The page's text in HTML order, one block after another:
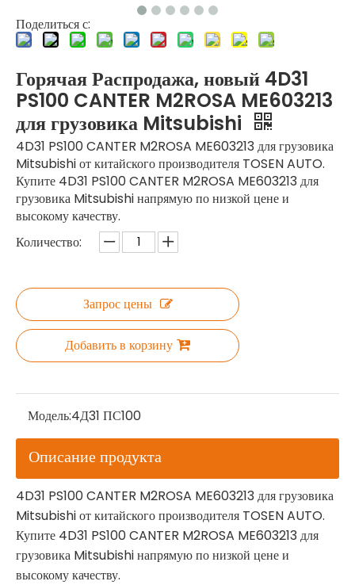
Поделиться с:
Горячая Распродажа, новый 4D31
PS100 CANTER M2ROSA ME603213
для грузовика Mitsubishi
4D31 PS100 CANTER M2ROSA ME603213 для грузовика
Mitsubishi от китайского производителя TOSEN AUTO.
Купите 4D31 PS100 CANTER M2ROSA ME603213 для
грузовика Mitsubishi напрямую по низкой цене и
высокому качеству.
Количество:
Запрос цены
Добавить в корзину
Модель:4Д31 ПС100
Описание продукта
4D31 PS100 CANTER M2ROSA ME603213 для грузовика
Mitsubishi от китайского производителя TOSEN AUTO.
Купите 4D31 PS100 CANTER M2ROSA ME603213 для
грузовика Mitsubishi напрямую по низкой цене и
высокому качеству.